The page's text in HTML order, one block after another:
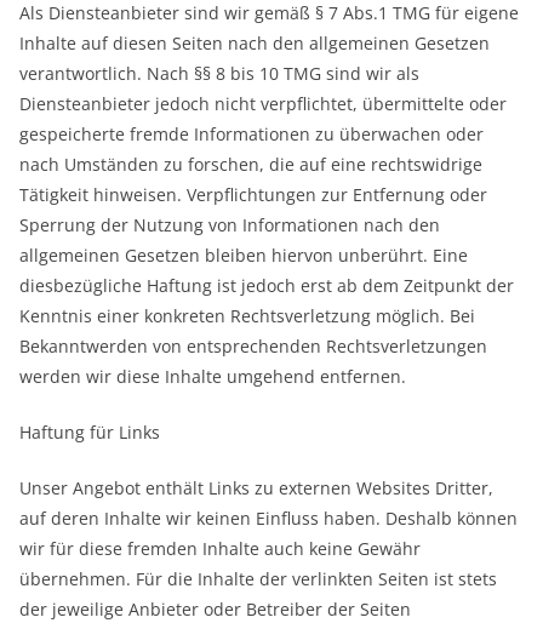
Als Diensteanbieter sind wir gemäß § 7 Abs.1 TMG für eigene
Inhalte auf diesen Seiten nach den allgemeinen Gesetzen
verantwortlich. Nach §§ 8 bis 10 TMG sind wir als
Diensteanbieter jedoch nicht verpflichtet, übermittelte oder
gespeicherte fremde Informationen zu überwachen oder
nach Umständen zu forschen, die auf eine rechtswidrige
Tätigkeit hinweisen. Verpflichtungen zur Entfernung oder
Sperrung der Nutzung von Informationen nach den
allgemeinen Gesetzen bleiben hiervon unberührt. Eine
diesbezügliche Haftung ist jedoch erst ab dem Zeitpunkt der
Kenntnis einer konkreten Rechtsverletzung möglich. Bei
Bekanntwerden von entsprechenden Rechtsverletzungen
werden wir diese Inhalte umgehend entfernen.
Haftung für Links
Unser Angebot enthält Links zu externen Websites Dritter,
auf deren Inhalte wir keinen Einfluss haben. Deshalb können
wir für diese fremden Inhalte auch keine Gewähr
übernehmen. Für die Inhalte der verlinkten Seiten ist stets
der jeweilige Anbieter oder Betreiber der Seiten